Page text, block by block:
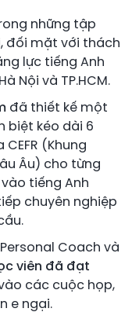
những tập
đối mặt với thách
lực tiếng Anh
Nội và TP.HCM.
đã thiết kế một
biệt kéo dài 6
(Khung
Âu) cho từng
tiếng Anh
chuyên nghiệp
Coach và
viên đã đạt
các cuộc họp,
e ngại.